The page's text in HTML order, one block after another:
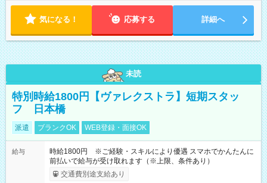
気になる！ 応募する 詳細へ
未読
特別時給1800円【ヴァレクストラ】短期スタッ
フ 日本橋
派遣 ブランクOK WEB登録・面接OK
給与
時給1800円 ※ご経験・スキルにより優遇 スマホでかんたんに
前払いで給与が受け取れます（※上限、条件あり）
交通費別途支給あり